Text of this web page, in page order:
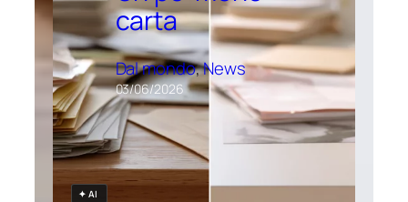
✦ AI
carta
Dal mondo, News
03/06/2026